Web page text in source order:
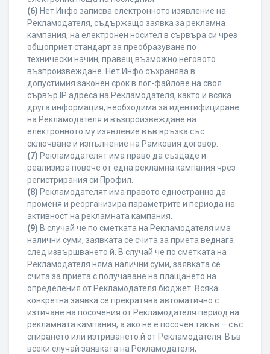
(6) Нет Инфо записва електронното изявление на
Рекламодателя, съдържащо заявка за рекламна
кампания, на електронен носител в сървъра си чрез
общоприет стандарт за преобразуване по
технически начин, правещ възможно неговото
възпроизвеждане. Нет Инфо съхранява в
допустимия законен срок в лог-файлове на своя
сървър IP адреса на Рекламодателя, както и всяка
друга информация, необходима за идентифициране
на Рекламодателя и възпроизвеждане на
електронното му изявление във връзка със
сключване и изпълнение на Рамковия договор.
(7) Рекламодателят има право да създаде и
реализира повече от една рекламна кампания чрез
регистрирания си Профил.
(8) Рекламодателят има правото едностранно да
променя и реорганизира параметрите и периода на
активност на рекламната кампания.
(9) В случай че по сметката на Рекламодателя има
налични суми, заявката се счита за приета веднага
след извършването й. В случай че по сметката на
Рекламодателя няма налични суми, заявката се
счита за приета с получаване на плащането на
определения от Рекламодателя бюджет. Всяка
конкретна заявка се прекратява автоматично с
изтичане на посочения от Рекламодателя период на
рекламната кампания, а ако не е посочен такъв – със
спирането или изтриването й от Рекламодателя. Във
всеки случай заявката на Рекламодателя,